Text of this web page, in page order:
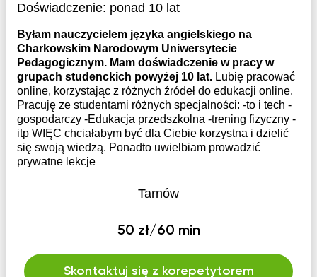
Doświadczenie: ponad 10 lat
Byłam nauczycielem języka angielskiego na
Charkowskim Narodowym Uniwersytecie
Pedagogicznym. Mam doświadczenie w pracy w
grupach studenckich powyżej 10 lat. Lubię pracować
online, korzystając z różnych źródeł do edukacji online.
Pracuję ze studentami różnych specjalności: -to i tech -
gospodarczy -Edukacja przedszkolna -trening fizyczny -
itp WIĘC chciałabym być dla Ciebie korzystna i dzielić
się swoją wiedzą. Ponadto uwielbiam prowadzić
prywatne lekcje
Tarnów
50 zł/60 min
Skontaktuj się z korepetytorem